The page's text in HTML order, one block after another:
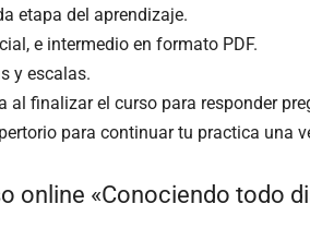
etapa del aprendizaje.
e intermedio en formato PDF.
y escalas.
al finalizar el curso para responder
para continuar tu practica una
online «Conociendo todo